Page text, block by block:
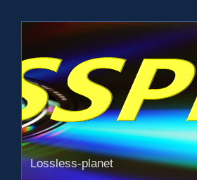
Lossless-planet